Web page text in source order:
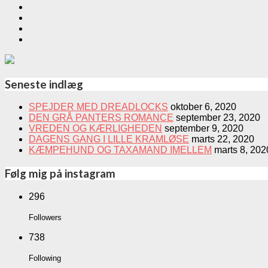
Seneste indlæg
SPEJDER MED DREADLOCKS oktober 6, 2020
DEN GRÅ PANTERS ROMANCE september 23, 2020
VREDEN OG KÆRLIGHEDEN september 9, 2020
DAGENS GANG I LILLE KRAMLØSE marts 22, 2020
KÆMPEHUND OG TAXAMAND IMELLEM marts 8,
Følg mig på instagram
296
Followers
738
Following